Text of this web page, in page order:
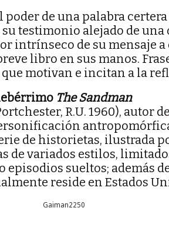
poder de una palabra
su testimonio alejado de
intrínseco de su mensaje
libro en sus manos.
motivan e incitan a la
The Sandman
R.U. 1960), autor de
de historietas, ilustrada
de variados estilos,
episodios sueltos; además
reside en Estados